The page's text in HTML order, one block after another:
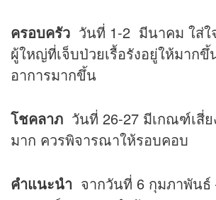
ครอบครัว วันที่ 1-2 มีนาคม ใส่
ผู้ใหญ่ที่เจ็บป่วยเรื้อรังอยู่ให้มากขึ้
อาการมากขึ้น
โชคลาภ วันที่ 26-27 มีเกณฑ์เสี่
มาก ควรพิจารณาให้รอบคอบ
คำแนะนำ จากวันที่ 6 กุมภาพันธ์